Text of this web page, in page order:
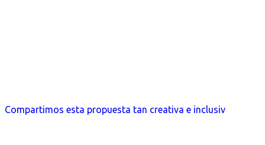
Compartimos esta propuesta tan creativa e inclusiv